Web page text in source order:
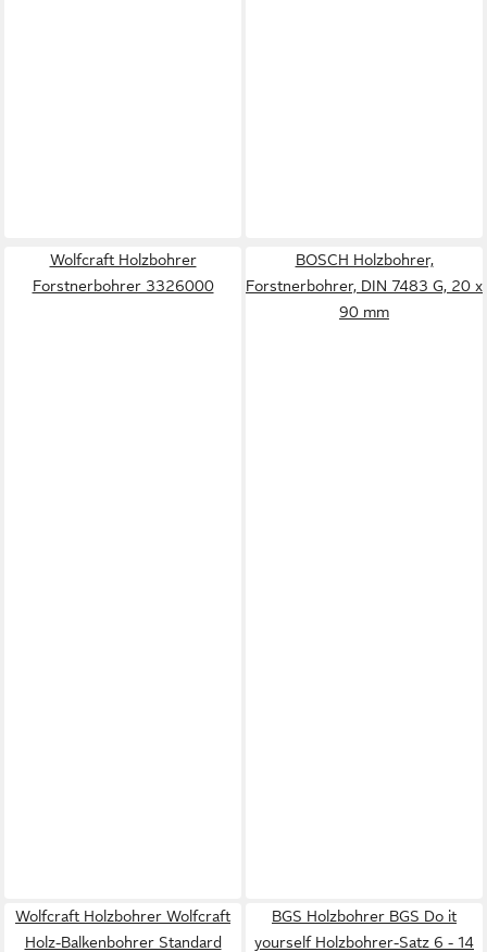
Wolfcraft Holzbohrer
Forstnerbohrer 3326000
BOSCH Holzbohrer,
Forstnerbohrer, DIN 7483 G, 20 x
90 mm
Wolfcraft Holzbohrer Wolfcraft
Holz-Balkenbohrer Standard
BGS Holzbohrer BGS Do it
yourself Holzbohrer-Satz 6 - 14